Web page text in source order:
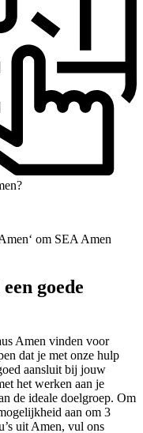
om SEA Amen
goede
Amen vinden voor
dat je met onze hulp
aansluit bij jouw
het werken aan je
de ideale doelgroep. Om
aan om 3
uit Amen, vul ons